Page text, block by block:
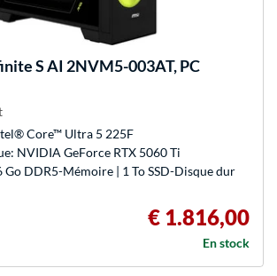
S AI 2NVM5-003AT, PC
Core™ Ultra 5 225F
NVIDIA GeForce RTX 5060 Ti
Go DDR5-Mémoire | 1 To SSD-Disque dur
€ 1.816,00
En stock